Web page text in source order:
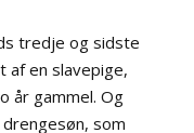
tredje og sidste
af en slavepige,
år gammel. Og
som